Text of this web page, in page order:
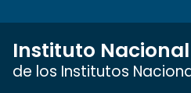
Instituto
de los Institutos